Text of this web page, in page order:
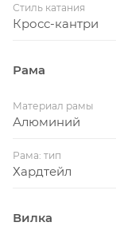
Стиль катания
Кросс-кантри
Рама
Материал рамы
Алюминий
Рама: тип
Хардтейл
Вилка